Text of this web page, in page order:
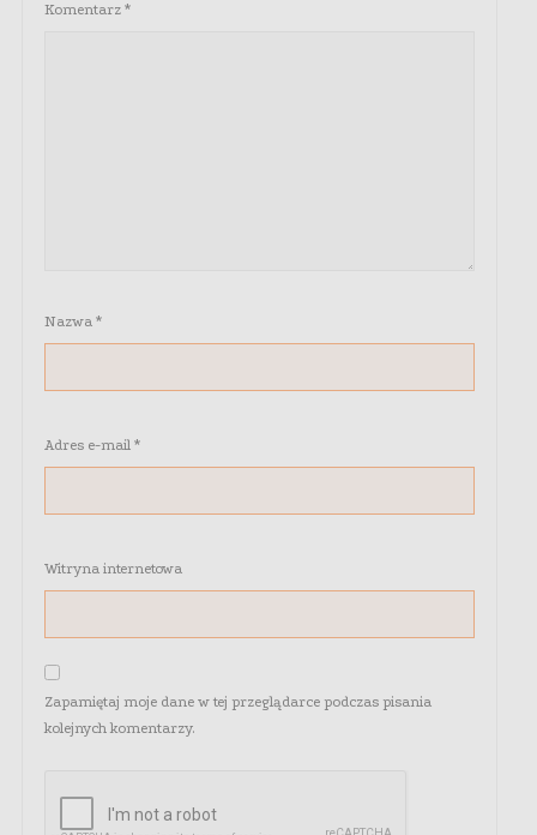
Komentarz *
Nazwa *
Adres e-mail *
Witryna internetowa
Zapamiętaj moje dane w tej przeglądarce podczas pisania
kolejnych komentarzy.